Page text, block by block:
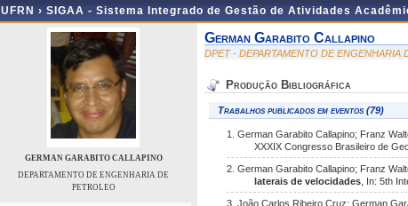
UFRN › SIGAA - Sistema Integrado de Gestão de Atividades
GERMAN GARABITO CALLAPINO
DEPARTAMENTO DE ENGENHARIA DE
PETROLEO
German Garabito Callapino
DPET - DEPARTAMENTO DE ENGENHARIA
Produção Bibliográfica
Trabalhos publicados em eventos (79)
1. German Garabito Callapino; Franz
XXXIX Congresso Brasileiro de
2. German Garabito Callapino; Franz
laterais de velocidades , In: 5th
3. João Carlos Ribeiro Cruz; German